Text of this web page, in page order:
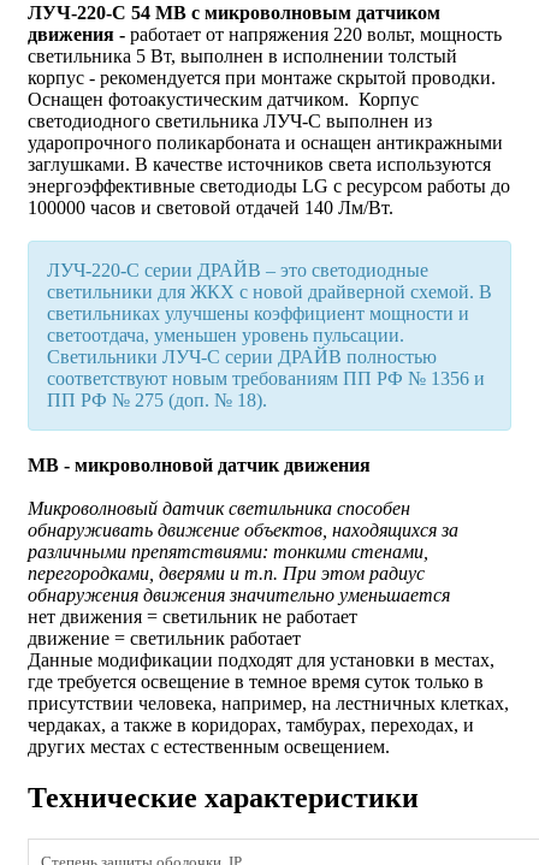
ЛУЧ-220-С 54 МВ с микроволновым датчиком
движения - работает от напряжения 220 вольт, мощность
светильника 5 Вт, выполнен в исполнении толстый
корпус - рекомендуется при монтаже скрытой проводки.
Оснащен фотоакустическим датчиком. Корпус
светодиодного светильника ЛУЧ-С выполнен из
ударопрочного поликарбоната и оснащен антикражными
заглушками. В качестве источников света используются
энергоэффективные светодиоды LG с ресурсом работы до
100000 часов и световой отдачей 140 Лм/Вт.
ЛУЧ-220-С серии ДРАЙВ – это светодиодные
светильники для ЖКХ с новой драйверной схемой. В
светильниках улучшены коэффициент мощности и
светоотдача, уменьшен уровень пульсации.
Светильники ЛУЧ-С серии ДРАЙВ полностью
соответствуют новым требованиям ПП РФ № 1356 и
ПП РФ № 275 (доп. № 18).
МВ - микроволновой датчик движения
Микроволновый датчик светильника способен
обнаруживать движение объектов, находящихся за
различными препятствиями: тонкими стенами,
перегородками, дверями и т.п. При этом радиус
обнаружения движения значительно уменьшается
нет движения = светильник не работает
движение = светильник работает
Данные модификации подходят для установки в местах,
где требуется освещение в темное время суток только в
присутствии человека, например, на лестничных клетках,
чердаках, а также в коридорах, тамбурах, переходах, и
других местах с естественным освещением.
Технические характеристики